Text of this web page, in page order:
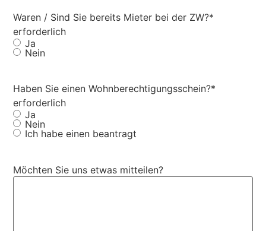
Waren / Sind Sie bereits Mieter bei der ZW?*
erforderlich
Ja
Nein
Haben Sie einen Wohnberechtigungsschein?*
erforderlich
Ja
Nein
Ich habe einen beantragt
Möchten Sie uns etwas mitteilen?